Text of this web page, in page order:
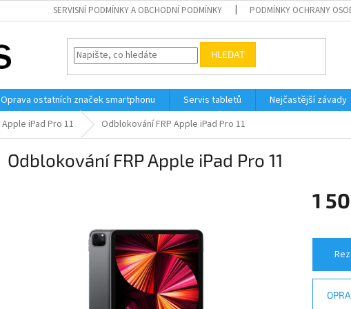
SERVISNÍ PODMÍNKY A OBCHODNÍ PODMÍNKY PODMÍNKY OCHRANY
HLEDAT
Oprava ostatních značek smartphonu Servis tabletů Nejčastější závady
Apple iPad Pro 11 Odblokování FRP Apple iPad Pro 11
Odblokování FRP Apple iPad Pro 11
1
cena: